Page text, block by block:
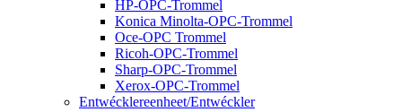
HP-OPC-Trommel
Konica Minolta-OPC-Trommel
Oce-OPC Trommel
Ricoh-OPC-Trommel
Sharp-OPC-Trommel
Xerox-OPC-Trommel
Entwécklereenheet/Entwéckler